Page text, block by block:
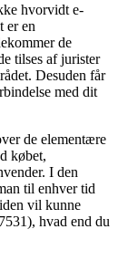
hvorvidt e-
er en
de
tilses af jurister
Desuden får
med dit
de elementære
købet,
I den
til enhver tid
vil kunne
hvad end du